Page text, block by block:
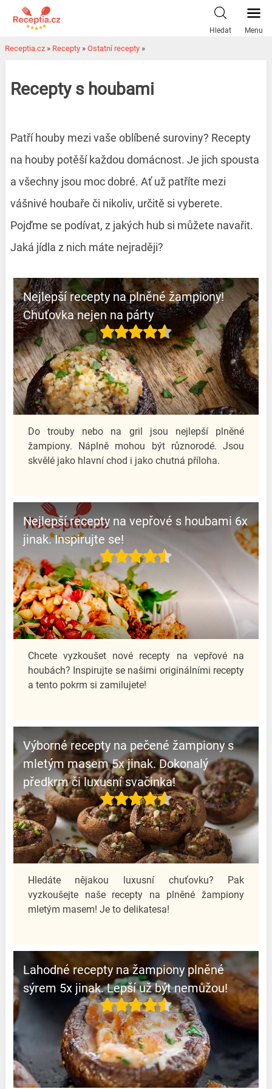
Hledat Menu
Receptia.cz » Recepty » Ostatní recepty »
Recepty s houbami
Patří houby mezi vaše oblíbené suroviny? Recepty
na houby potěší každou domácnost. Je jich spousta
a všechny jsou moc dobré. Ať už patříte mezi
vášnivé houbaře či nikoliv, určitě si vyberete.
Pojďme se podívat, z jakých hub si můžete navařit.
Jaká jídla z nich máte nejraději?
Nejlepší recepty na plněné žampiony!
Chuťovka nejen na párty
Do trouby nebo na gril jsou nejlepší plněné
žampiony. Náplně mohou být různorodé. Jsou
skvělé jako hlavní chod i jako chutná příloha.
Nejlepší recepty na vepřové s houbami 6x
jinak. Inspirujte se!
Chcete vyzkoušet nové recepty na vepřové na
houbách? Inspirujte se našimi originálními recepty
a tento pokrm si zamilujete!
Výborné recepty na pečené žampiony s
mletým masem 5x jinak. Dokonalý
předkrm či luxusní svačinka!
Hledáte nějakou luxusní chuťovku? Pak
vyzkoušejte naše recepty na plněné žampiony
mletým masem! Je to delikatesa!
Lahodné recepty na žampiony plněné
sýrem 5x jinak. Lepší už být nemůžou!